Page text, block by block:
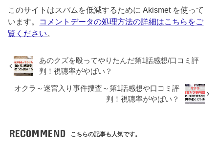
このサイトはスパムを低減するために Akismet を使って
います。 コメントデータの処理方法の詳細はこちらをご
覧ください。
あのクズを殴ってやりたんだ第1話感想/口コミ評
判！視聴率がやばい？
オクラ～迷宮入り事件捜査～第1話感想や口コミ評
判！視聴率がやばい？
RECOMMEND こちらの記事も人気です。